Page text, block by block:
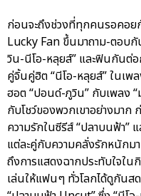
ก่อนจะถึงช่วงที่ทุกคนรอคอ
Lucky Fan ขึ้นมาถาม-ตอบ
วิน-นีโอ-หลุยส์” และฟินกันต่อ
คู่จิ้นคู่ฮิต “นีโอ-หลุยส์” ในเ
ฮอต “ปอนด์-ภูวิน” กับเพลง
กับโชว์ของพวกเขาอย่างมา
ความรักในซีรีส์ “ปลาบนฟ้า
แต่ละคู่กับความคลั่งรักหนักม
ถึงการแสดงฉากประทับใจใน
เล่นให้แฟนๆ ทั่วโลกได้ดูกัน